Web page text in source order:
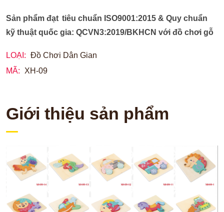
Sản phẩm đạt tiêu chuẩn ISO9001:2015 & Quy chuẩn
kỹ thuật quốc gia: QCVN3:2019/BKHCN với đồ chơi gỗ
LOẠI: Đồ Chơi Dân Gian
MÃ:
XH-09
Giới thiệu sản phẩm